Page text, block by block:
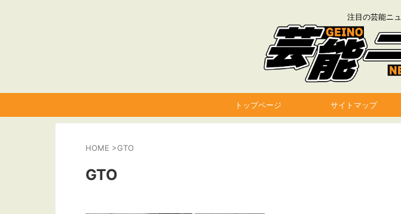
注目の芸能ニ
トップページ サイトマップ
HOME >GTO
GTO